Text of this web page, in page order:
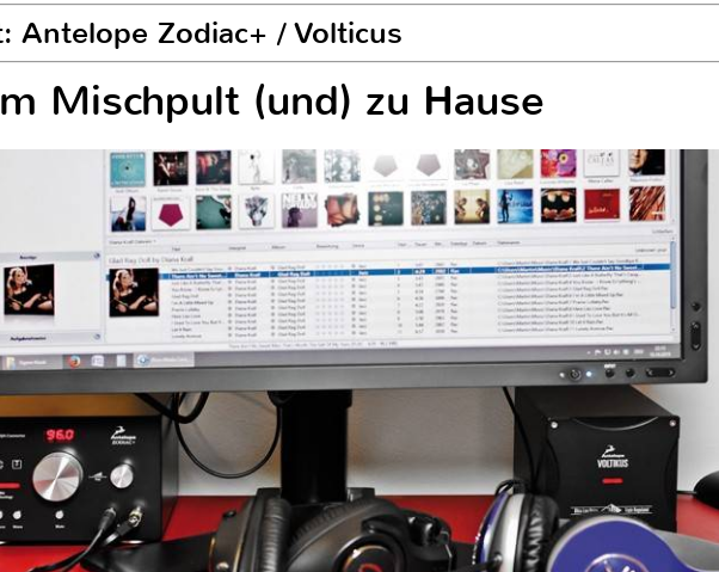
Antelope Zodiac+ / Volticus
Mischpult (und) zu Hause